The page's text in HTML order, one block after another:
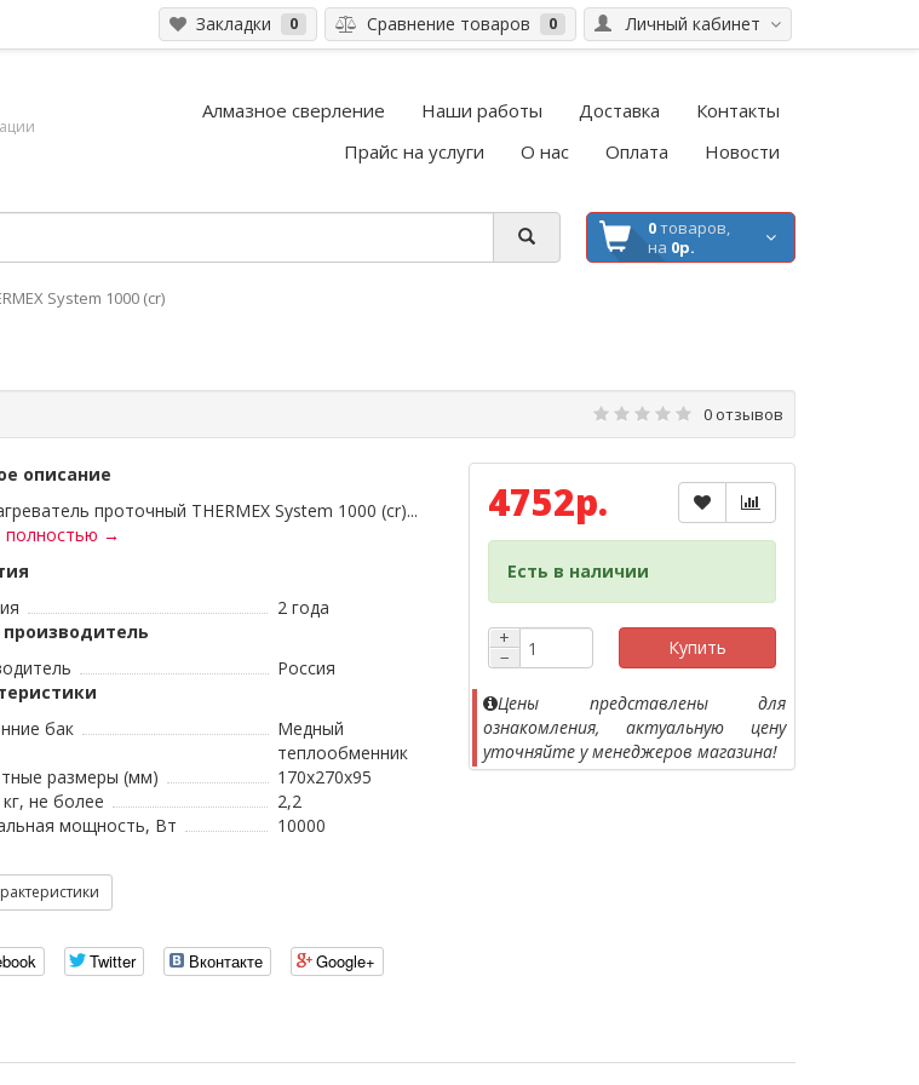
Личный кабинет
Закладки 0 Сравнение товаров 0
Алмазное сверление Наши работы Доставка
Контакты
Прайс на услуги
О нас Оплата Новости
0товаров,
на 0р.
System 1000 (cr)
0 отзывов
описание
проточный THERMEX System 1000 (cr)...
полностью →
2 года
Россия
бак
Медный
теплообменник
размеры (мм)
170x270x95
не более
2,2
мощность, Вт
10000
Twitter Вконтакте Google+
4752р.
Есть в наличии
+
−
Купить
Цены представлены для
ознакомления, актуальную цену
уточняйте у менеджеров магазина!